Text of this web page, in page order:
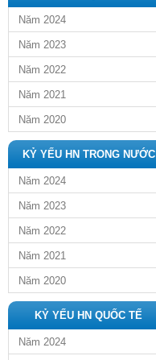
Năm 2024
Năm 2023
Năm 2022
Năm 2021
Năm 2020
KỶ YẾU HN TRONG NƯỚC
Năm 2024
Năm 2023
Năm 2022
Năm 2021
Năm 2020
KỶ YẾU HN QUỐC TẾ
Năm 2024